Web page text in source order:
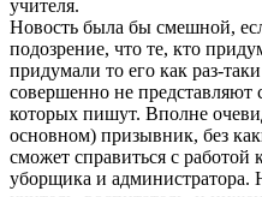
учителя.
Новость была бы смешной,
подозрение, что те, кто
придумали то его как раз-
совершенно не
которых пишут. Вполне
основном) призывник, без
сможет справиться с работой
уборщика и администратора.